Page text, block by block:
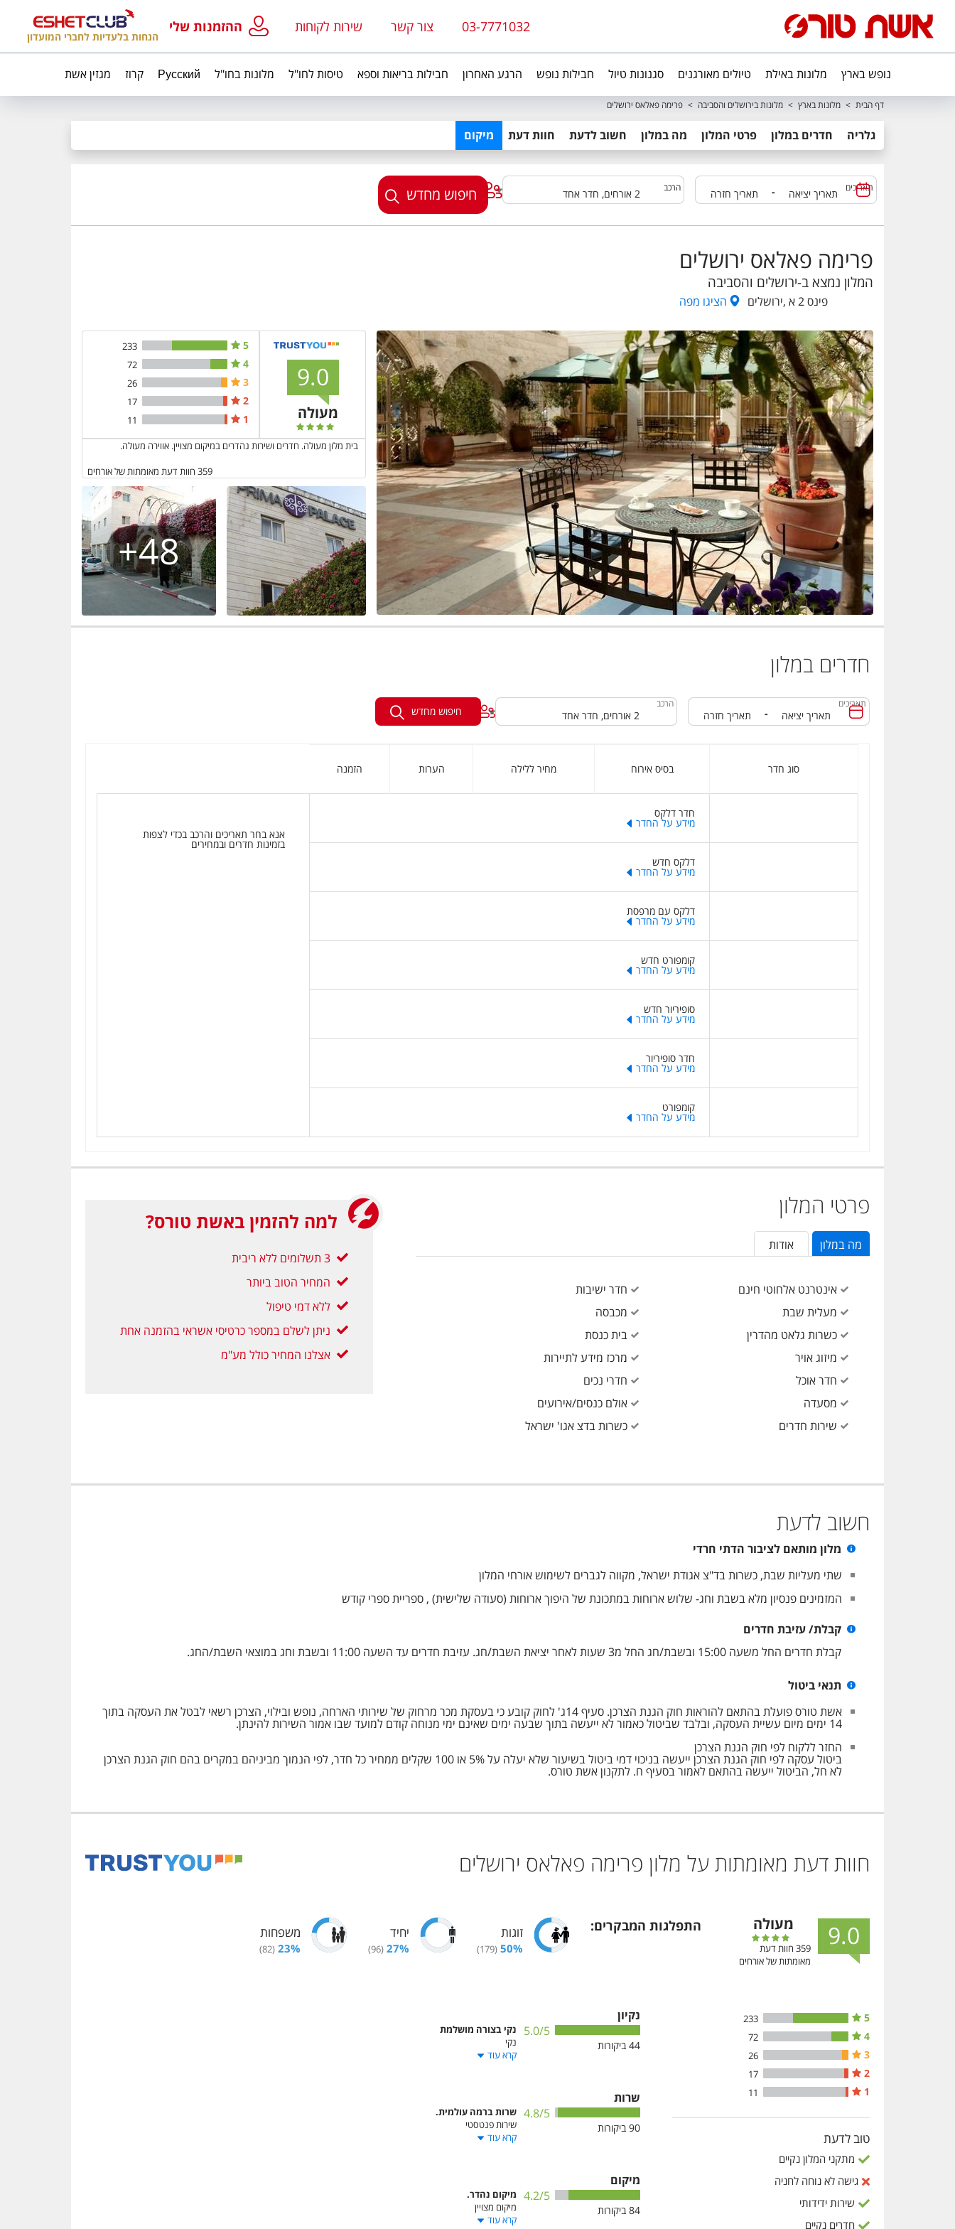
03-7771032 צור קשר שירות לקוחות ההזמנות שלי
הנחות בלעדיות לחברי המועדון
נופש בארץ מלונות באילת טיולים מאורגנים סגנונות טיול חבילות נופש הרגע האחרון חבילות בריאות וספא טיסות לחו"ל מלונות בחו"ל Русский קרוז מגזין אשת
דף הבית > מלונות בארץ > מלונות בירושלים והסביבה > פרימה פאלאס ירושלים
גלריה חדרים במלון פרטי המלון מה במלון חשוב לדעת חוות דעת מיקום
תאריכים - הרכב חיפוש מחדש
פרימה פאלאס ירושלים
המלון נמצא ב-ירושלים והסביבה
הציגו מפה פינס 2 א ,ירושלים
9.0
מעולה
5
233
4
72
3
26
2
17
1
11
בית מלון מעולה. חדרים ושירות נהדרים במיקום מצויין. אווירה מעולה.
359 חוות דעת מאומתות של אורחים
48+
חדרים במלון
תאריכים
-
הרכב
חיפוש מחדש
סוג חדר בסיס אירוח מחיר ללילה הערות הזמנה
חדר דלקס
מידע על החדר
אנא בחר תאריכים והרכב בכדי לצפות
בזמינות חדרים ובמחירים
דלקס חדש
מידע על החדר
דלקס עם מרפסת
מידע על החדר
קומפורט חדש
מידע על החדר
סופיריור חדש
מידע על החדר
חדר סופיריור
מידע על החדר
קומפורט
מידע על החדר
פרטי המלון
מה במלון אודות
אינטרנט אלחוטי חינם
מעלית שבת
כשרות גלאט מהדרין
מיזוג אויר
חדר אוכל
מסעדה
שירות חדרים
חדר ישיבות
מכבסה
בית כנסת
מרכז מידע לתיירות
חדרי נכים
אולם כנסים/אירועים
כשרות בדצ אגו' ישראל
למה להזמין באשת טורס?
3 תשלומים ללא ריבית
המחיר הטוב ביותר
ללא דמי טיפול
ניתן לשלם במספר כרטיסי אשראי בהזמנה אחת
אצלנו המחיר כולל מע"מ
חשוב לדעת
מלון מותאם לציבור הדתי חרדי
שתי מעליות שבת, כשרות בד"צ אגודת ישראל, מקווה לגברים לשימוש אורחי המלון
המזמינים פנסיון מלא בשבת וחג- שלוש ארוחות במתכונת של היפוך ארוחות (סעודה שלישית) , ספריית ספרי קודש
קבלת/ עזיבת חדרים
קבלת חדרים החל משעה 15:00 ובשבת/חג החל מ3 שעות לאחר יציאת השבת/חג. עזיבת חדרים עד השעה 11:00 ובשבת וחג במוצאי השבת/החג.
תנאי ביטול
אשת טורס פועלת בהתאם להוראות חוק הגנת הצרכן. סעיף 14ג' לחוק קובע כי בעסקת מכר מרחוק של שירותי הארחה, נופש ובילוי, הצרכן רשאי לבטל את העסקה בתוך
14 ימים מיום עשיית העסקה, ובלבד שביטול כאמור לא ייעשה בתוך שבעה ימים שאינם ימי מנוחה קודם למועד שבו אמור השירות להינתן.
החזר ללקוח לפי חוק הגנת הצרכן
ביטול עסקה לפי חוק הגנת הצרכן ייעשה בניכוי דמי ביטול בשיעור שלא יעלה על 5% או 100 שקלים ממחיר כל חדר, לפי הנמוך מביניהם במקרים בהם חוק הגנת הצרכן
לא חל, הביטול ייעשה בהתאם לאמור בסעיף ח. לתקנון אשת טורס.
חוות דעת מאומתות על מלון פרימה פאלאס ירושלים
9.0 מעולה
359 חוות דעת
מאומתות של אורחים
התפלגות המבקרים: זוגות
50%
(
179
)
יחיד
27%
(
96
)
משפחות
23%
(
82
)
5
233
4
72
3
26
2
17
1
11
טוב לדעת
מתקני המלון נקיים
גישה לא נוחה לחניה
שירות ידידותי
חדרים נקיים
נקיון
44 ביקורות
5.0/5
נקי בצורה מושלמת
נקי
קרא עוד
שרות
90 ביקורות
4.8/5
שרות ברמה עולמית.
שירות פנטסטי
קרא עוד
מיקום
84 ביקורות
4.2/5
מיקום נהדר.
מיקום מצויין
קרא עוד